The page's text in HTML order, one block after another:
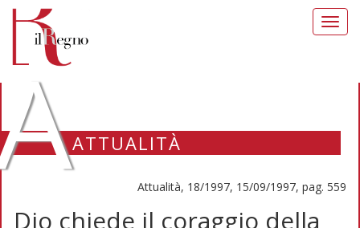
ATTUALITÀ
Attualità, 18/1997, 15/09/1997, pag. 559
Dio chiede il coraggio della